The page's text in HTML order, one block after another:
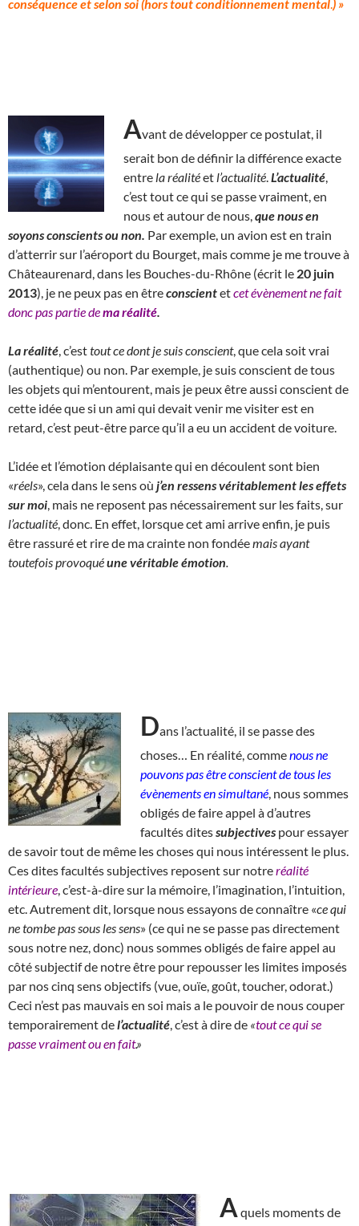
conséquence et selon soi (hors tout conditionnement mental ) »
Avant de développer ce postulat, il
serait bon de définir la différence exacte
entre laréalitéet l’actualité L’actualité
c’est tout ce qui se passe vraiment, en
nous et autour de nous, que nous en
soyons conscients ou non. Par exemple, un avion est en train
d’atterrir sur l’aéroport du Bourget, mais comme je me trouve à
Châteaurenard, dans les Bouches-du-Rhône (écrit le 20 juin
2013), je ne peux pas en êtreconscientetcet évènement ne fait
donc pas partie dema réalité
La réalité , c’esttout ce dont je suis conscient, que cela soit vrai
(authentique) ou non. Par exemple, je suis conscient de tous
les objets qui m’entourent, mais je peux être aussi conscient de
cette idée que si un ami qui devait venir me visiter est en
retard, c’est peut-être parce qu’il a eu un accident de voiture.
L’idée et l’émotion déplaisante qui en découlent sont bien
«réels», cela dans le sens où j’en ressens véritablement les effets
sur moi , mais ne reposent pas nécessairement sur les faits, sur
l’actualité , donc. En effet, lorsque cet ami arrive enfin, je puis
être rassuré et rire de ma crainte non fondéemais ayant
toutefois provoquéunevéritableémotion
Dans l’actualité, il se passe des
choses… En réalité, commenous ne
pouvons pas être conscient de tous les
évènements en simultané , nous sommes
obligés de faire appel à d’autres
facultés ditessubjectives pour essayer
de savoir tout de même les choses qui nous intéressent le plus.
Ces dites facultés subjectives reposent sur notreréalité
intérieure , c’est-à-dire sur la mémoire, l’imagination, l’intuition,
etc. Autrement dit, lorsque nous essayons de connaître «ce qui
ne tombe pas sous les sens» (ce qui ne se passe pas directement
sous notre nez, donc) nous sommes obligés de faire appel au
côté subjectif de notre être pour repousser les limites imposés
par nos cinq sens objectifs (vue, ouïe, goût, toucher, odorat.)
Ceci n’est pas mauvais en soi mais a le pouvoir de nous couper
temporairement del’actualité , c’est à dire de «tout ce qui se
passe vraiment ou en fait.»
A quels moments de